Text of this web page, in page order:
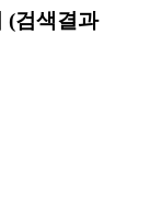
(검색결과